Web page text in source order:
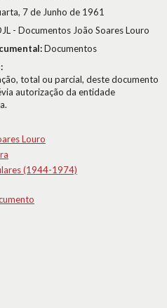
7 de Junho de 1961
- Documentos João Soares Louro
Documentos
total ou parcial, deste documento
autorização da entidade
Louro
(1944-1974)